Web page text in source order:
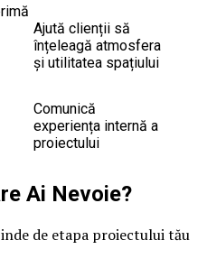
Ajută clienții să
înțeleagă atmosfera
și utilitatea spațiului
Comunică
experiența internă a
proiectului
Ai Nevoie?
de etapa proiectului tău